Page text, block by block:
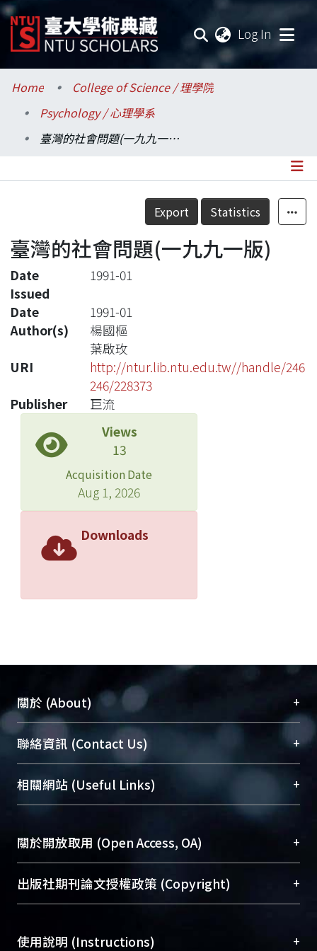
Log In
Communities & Collections
Research Outputs
Statistics
Home
College of Science / 理學院
Psychology / 心理學系
臺灣的社會問題(一九九一版)
Details
Export Statistics
臺灣的社會問題(一九九一版)
Date
Issued
1991-01
Date
1991-01
Author(s)
楊國樞
葉啟玫
URI
http://ntur.lib.ntu.edu.tw//handle/246
246/228373
Publisher
巨流
Views
13
Acquisition Date
Aug 1, 2026
Downloads
關於 (About) +
臺大位居世界頂尖大學之列，為永久珍藏及向國際
展現本校豐碩的研究成果及學術能量，圖書館整合
機構典藏（NTUR）與學術庫（AH）不同功能平
台，成為臺大學術典藏NTU scholars。期能整合研
究能量、促進交流合作、保存學術產出、推廣研究
成果。
To permanently archive and promote researcher
profiles and scholarly works, Library integrates the
services of “NTU Repository” with “Academic
聯絡資訊 (Contact Us) +
總館學科館員(Main Library)
醫學圖書館學科館員(Medical Library)
(Social
Sciences Library)
相關網站 (Useful Links) +
關於開放取用 (Open Access, OA) +
開放取用是從使用者角度提升資訊取用性的社會運
動，應用在學術研究上是透過將研究著作公開供使
用逐年攀升。同時可加速研究發展、提升研究影響
出版社期刊論文授權政策 (Copyright) +
含部分內容的版權非匯入者所有，或由第三方贊
使用說明 (Instructions) +